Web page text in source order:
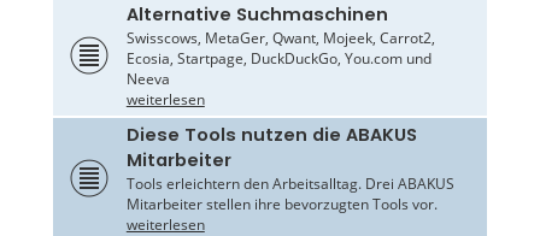
Alternative Suchmaschinen
Swisscows, MetaGer, Qwant, Mojeek, Carrot2,
Ecosia, Startpage, DuckDuckGo, You.com und
Neeva
weiterlesen
Diese Tools nutzen die ABAKUS
Mitarbeiter
Tools erleichtern den Arbeitsalltag. Drei ABAKUS
Mitarbeiter stellen ihre bevorzugten Tools vor.
weiterlesen